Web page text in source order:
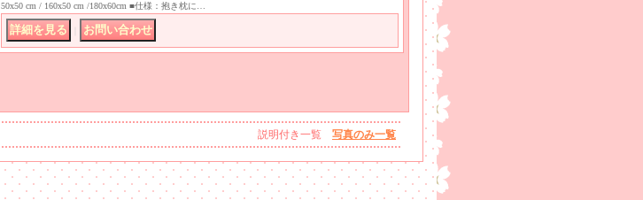
50x50 cm / 160x50 cm /180x60cm ■仕様：抱き枕に…
説明付き一覧 写真のみ一覧